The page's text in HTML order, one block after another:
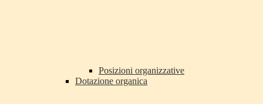
Posizioni organizzative
Dotazione organica